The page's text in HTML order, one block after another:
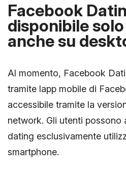
Facebook
disponibile
anche su
Al momento, Facebook
tramite lapp mobile di
accessibile tramite la
network. Gli utenti possono
dating esclusivamente
smartphone.